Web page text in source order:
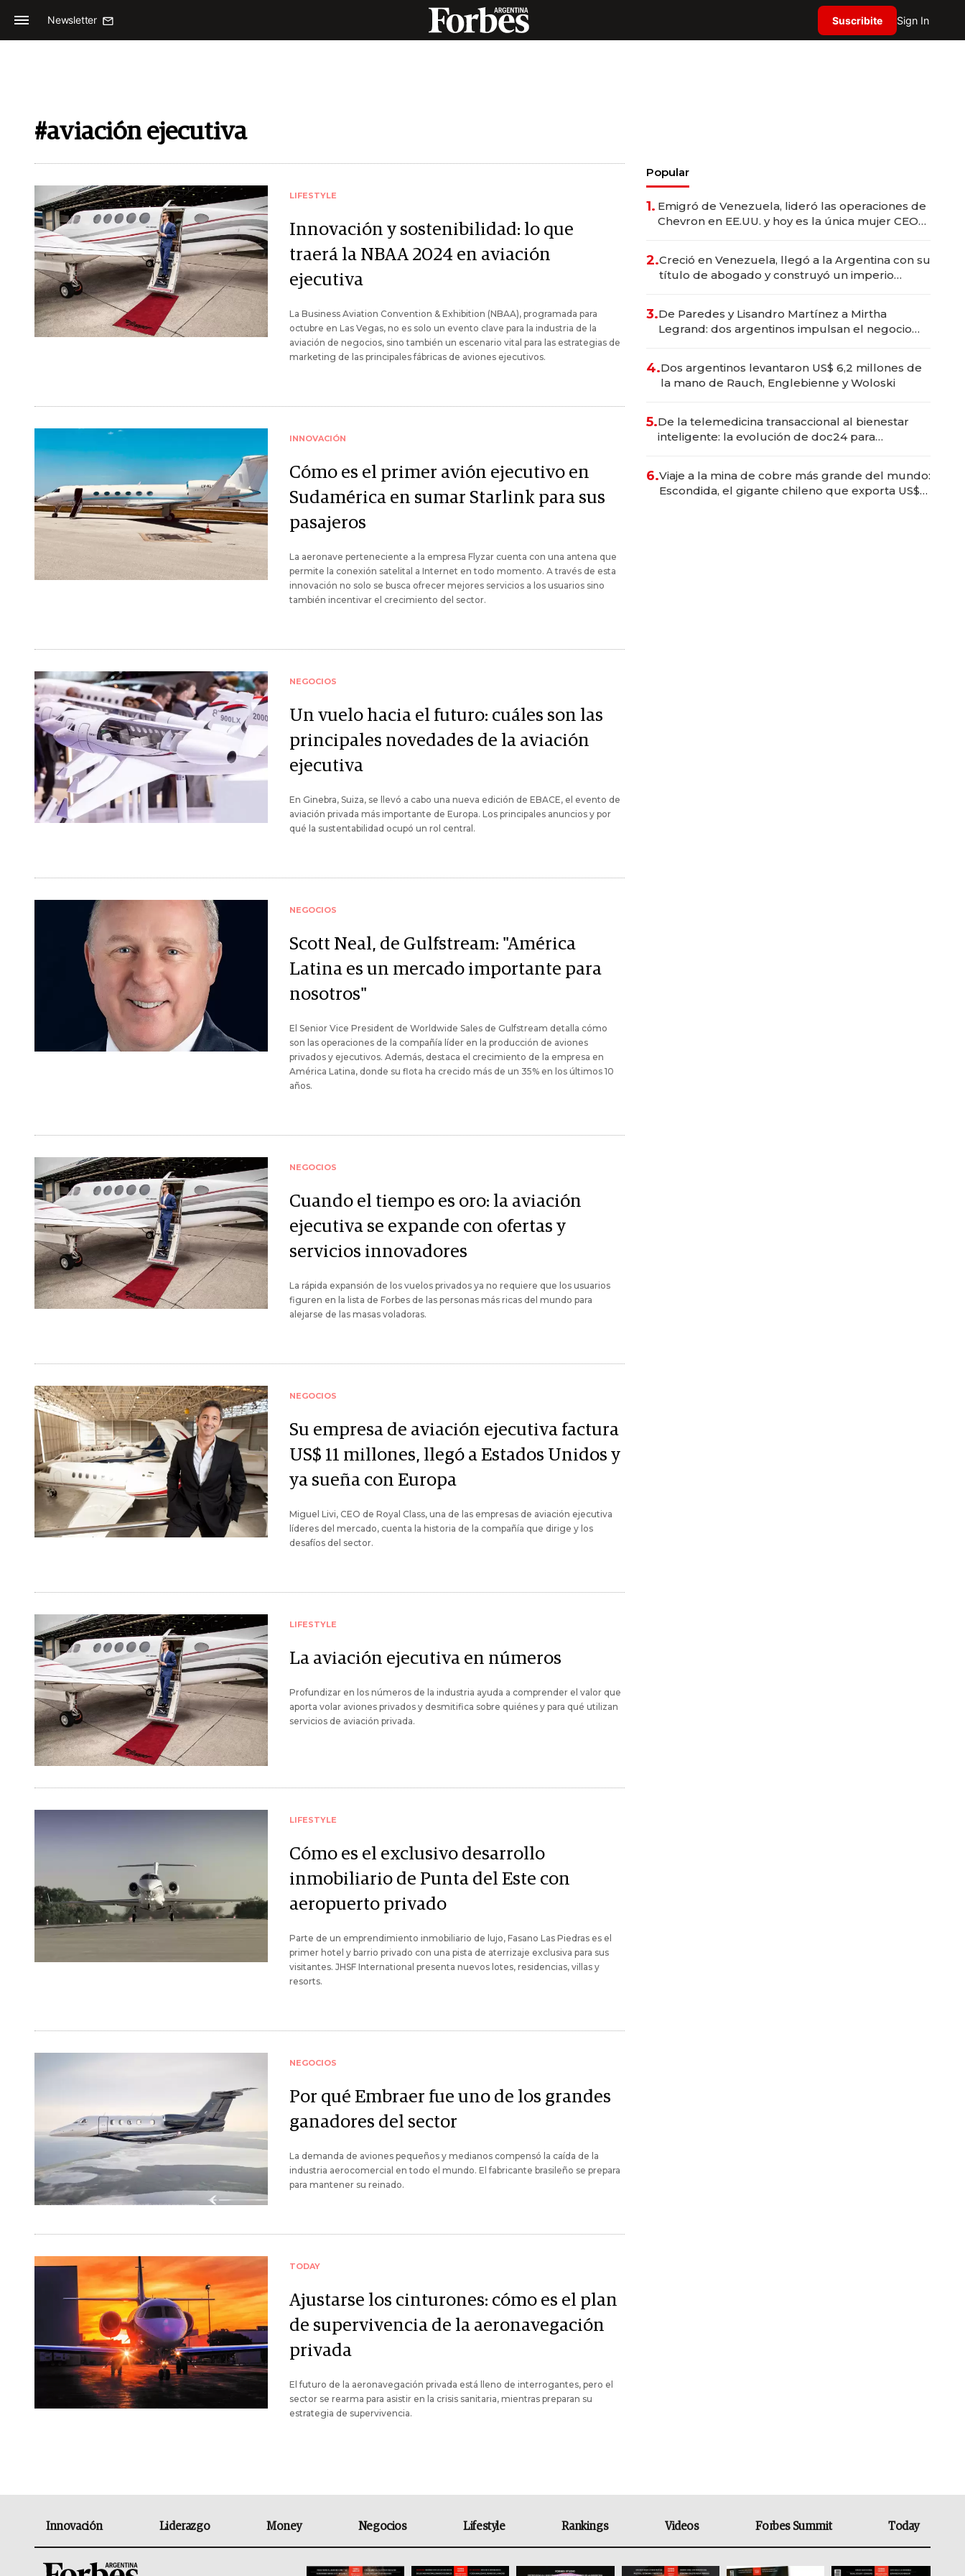
Newsletter Suscribite Sign In
#aviación ejecutiva
LIFESTYLE
Innovación y sostenibilidad: lo que
traerá la NBAA 2024 en aviación
ejecutiva
La Business Aviation Convention & Exhibition (NBAA), programada para
octubre en Las Vegas, no es solo un evento clave para la industria de la
aviación de negocios, sino también un escenario vital para las estrategias de
marketing de las principales fábricas de aviones ejecutivos.
INNOVACIÓN
Cómo es el primer avión ejecutivo en
Sudamérica en sumar Starlink para sus
pasajeros
La aeronave perteneciente a la empresa Flyzar cuenta con una antena que
permite la conexión satelital a Internet en todo momento. A través de esta
innovación no solo se busca ofrecer mejores servicios a los usuarios sino
también incentivar el crecimiento del sector.
NEGOCIOS
Un vuelo hacia el futuro: cuáles son las
principales novedades de la aviación
ejecutiva
En Ginebra, Suiza, se llevó a cabo una nueva edición de EBACE, el evento de
aviación privada más importante de Europa. Los principales anuncios y por
qué la sustentabilidad ocupó un rol central.
NEGOCIOS
Scott Neal, de Gulfstream: "América
Latina es un mercado importante para
nosotros"
El Senior Vice President de Worldwide Sales de Gulfstream detalla cómo
son las operaciones de la compañía líder en la producción de aviones
privados y ejecutivos. Además, destaca el crecimiento de la empresa en
América Latina, donde su flota ha crecido más de un 35% en los últimos 10
años.
NEGOCIOS
Cuando el tiempo es oro: la aviación
ejecutiva se expande con ofertas y
servicios innovadores
La rápida expansión de los vuelos privados ya no requiere que los usuarios
figuren en la lista de Forbes de las personas más ricas del mundo para
alejarse de las masas voladoras.
NEGOCIOS
Su empresa de aviación ejecutiva factura
US$ 11 millones, llegó a Estados Unidos y
ya sueña con Europa
Miguel Livi, CEO de Royal Class, una de las empresas de aviación ejecutiva
líderes del mercado, cuenta la historia de la compañía que dirige y los
desafíos del sector.
LIFESTYLE
La aviación ejecutiva en números
Profundizar en los números de la industria ayuda a comprender el valor que
aporta volar aviones privados y desmitifica sobre quiénes y para qué utilizan
servicios de aviación privada.
LIFESTYLE
Cómo es el exclusivo desarrollo
inmobiliario de Punta del Este con
aeropuerto privado
Parte de un emprendimiento inmobiliario de lujo, Fasano Las Piedras es el
primer hotel y barrio privado con una pista de aterrizaje exclusiva para sus
visitantes. JHSF International presenta nuevos lotes, residencias, villas y
resorts.
NEGOCIOS
Por qué Embraer fue uno de los grandes
ganadores del sector
La demanda de aviones pequeños y medianos compensó la caída de la
industria aerocomercial en todo el mundo. El fabricante brasileño se prepara
para mantener su reinado.
TODAY
Ajustarse los cinturones: cómo es el plan
de supervivencia de la aeronavegación
privada
El futuro de la aeronavegación privada está lleno de interrogantes, pero el
sector se rearma para asistir en la crisis sanitaria, mientras preparan su
estrategia de supervivencia.
Popular
1. Emigró de Venezuela, lideró las operaciones de
Chevron en EE.UU. y hoy es la única mujer CEO
2.Creció en Venezuela, llegó a la Argentina con su
título de abogado y construyó un imperio
3.De Paredes y Lisandro Martínez a Mirtha
Legrand: dos argentinos impulsan el negocio
4.Dos argentinos levantaron US$ 6,2 millones de
la mano de Rauch, Englebienne y Woloski
5.De la telemedicina transaccional al bienestar
inteligente: la evolución de doc24 para
6.Viaje a la mina de cobre más grande del mundo:
Escondida, el gigante chileno que exporta US$
Innovación Liderazgo Money Negocios Lifestyle Rankings Videos Forbes Summit Today